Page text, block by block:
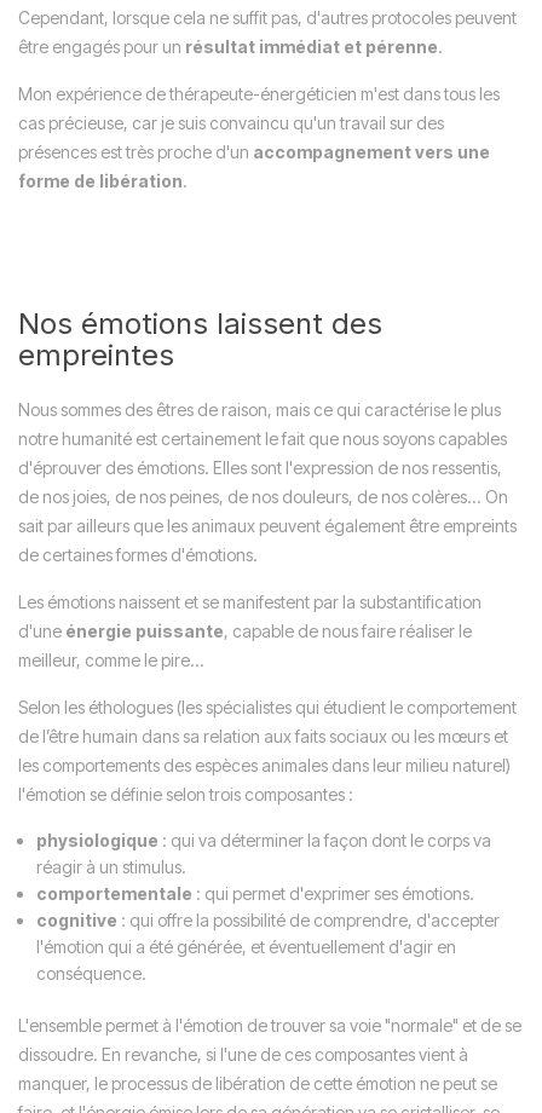
Cependant, lorsque cela ne suffit pas, d'autres protocoles peuvent
être engagés pour un résultat immédiat et pérenne.
Mon expérience de thérapeute-énergéticien m'est dans tous les
cas précieuse, car je suis convaincu qu'un travail sur des
présences est très proche d'un accompagnement vers une
forme de libération.
Nos émotions laissent des
empreintes
Nous sommes des êtres de raison, mais ce qui caractérise le plus
notre humanité est certainement le fait que nous soyons capables
d'éprouver des émotions. Elles sont l'expression de nos ressentis,
de nos joies, de nos peines, de nos douleurs, de nos colères... On
sait par ailleurs que les animaux peuvent également être empreints
de certaines formes d'émotions.
Les émotions naissent et se manifestent par la substantification
d'une énergie puissante, capable de nous faire réaliser le
meilleur, comme le pire...
Selon les éthologues (les spécialistes qui étudient le comportement
de l’être humain dans sa relation aux faits sociaux ou les mœurs et
les comportements des espèces animales dans leur milieu naturel)
l'émotion se définie selon trois composantes :
physiologique : qui va déterminer la façon dont le corps va
réagir à un stimulus.
comportementale : qui permet d'exprimer ses émotions.
cognitive : qui offre la possibilité de comprendre, d'accepter
l'émotion qui a été générée, et éventuellement d'agir en
conséquence.
L'ensemble permet à l'émotion de trouver sa voie "normale" et de se
dissoudre. En revanche, si l'une de ces composantes vient à
manquer, le processus de libération de cette émotion ne peut se